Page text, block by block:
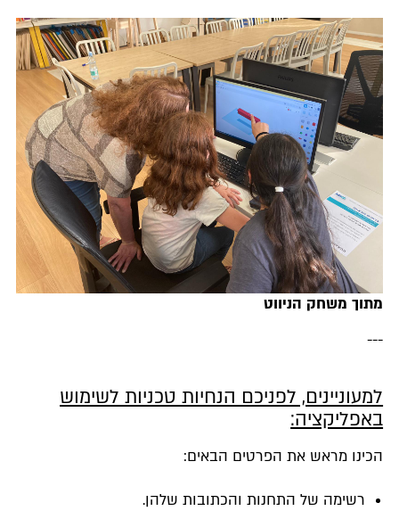
מתוך משחק הניווט
---
למעוניינים, לפניכם הנחיות טכניות לשימוש
באפליקציה:
הכינו מראש את הפרטים הבאים:
רשימה של התחנות והכתובות שלהן.